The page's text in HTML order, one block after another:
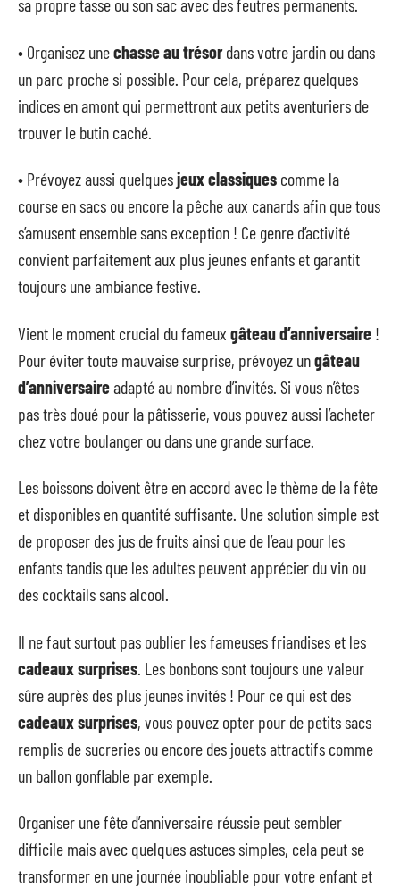
sa propre tasse ou son sac avec des feutres permanents.
• Organisez unechasse au trésordans votre jardin ou dans
un parc proche si possible. Pour cela, préparez quelques
indices en amont qui permettront aux petits aventuriers de
trouver le butin caché.
• Prévoyez aussi quelquesjeux classiques comme la
course en sacs ou encore la pêche aux canards afin que tous
s’amusent ensemble sans exception ! Ce genre d’activité
convient parfaitement aux plus jeunes enfants et garantit
toujours une ambiance festive.
Vient le moment crucial du fameux gâteau d’anniversaire !
Pour éviter toute mauvaise surprise, prévoyez ungâteau
d’anniversaireadapté au nombre d’invités. Si vous n’êtes
pas très doué pour la pâtisserie, vous pouvez aussi l’acheter
chez votre boulanger ou dans une grande surface.
Les boissons doivent être en accord avec le thème de la fête
et disponibles en quantité suffisante. Une solution simple est
de proposer des jus de fruits ainsi que de l’eau pour les
enfants tandis que les adultes peuvent apprécier du vin ou
des cocktails sans alcool.
Il ne faut surtout pas oublier les fameuses friandises et les
cadeaux surprises . Les bonbons sont toujours une valeur
sûre auprès des plus jeunes invités ! Pour ce qui est des
cadeaux surprises, vous pouvez opter pour de petits sacs
remplis de sucreries ou encore des jouets attractifs comme
un ballon gonflable par exemple.
Organiser une fête d’anniversaire réussie peut sembler
difficile mais avec quelques astuces simples, cela peut se
transformer en une journée inoubliable pour votre enfant et